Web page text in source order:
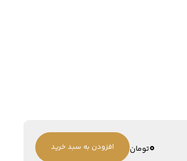
0تومان افزودن به سبد خرید